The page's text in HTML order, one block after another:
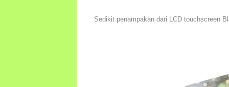
Sedikit penampakan dari LCD touchscreen